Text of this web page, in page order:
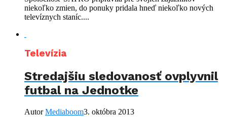
niekoľko zmien, do ponuky pridala hneď niekoľko nových
televíznych staníc....
Televízia
Stredajšiu sledovanosť ovplyvnil
futbal na Jednotke
AutorMediaboom3. októbra 2013